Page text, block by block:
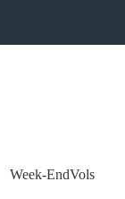
Week-EndVols